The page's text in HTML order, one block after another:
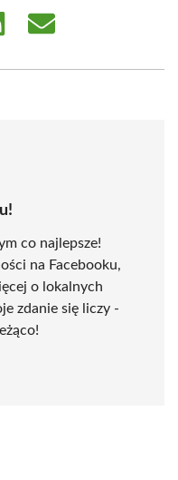
Share
co najlepsze!
na Facebooku,
o lokalnych
zdanie się liczy -